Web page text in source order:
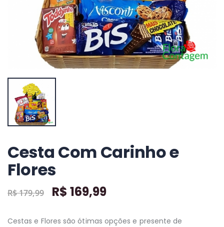
Cesta Com Carinho e
Flores
R$ 179,99 R$ 169,99
Cestas e Flores são ótimas opções e presente de
+ detalhes
+ detalhes + detalhes